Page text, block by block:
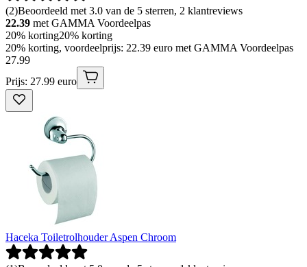
(2)Beoordeeld met 3.0 van de 5 sterren, 2 klantreviews
22.39 met GAMMA Voordeelpas
20% korting20% korting
20% korting, voordeelprijs: 22.39 euro met GAMMA Voordeelpas
27.99
Prijs: 27.99 euro
Haceka Toiletrolhouder Aspen Chroom